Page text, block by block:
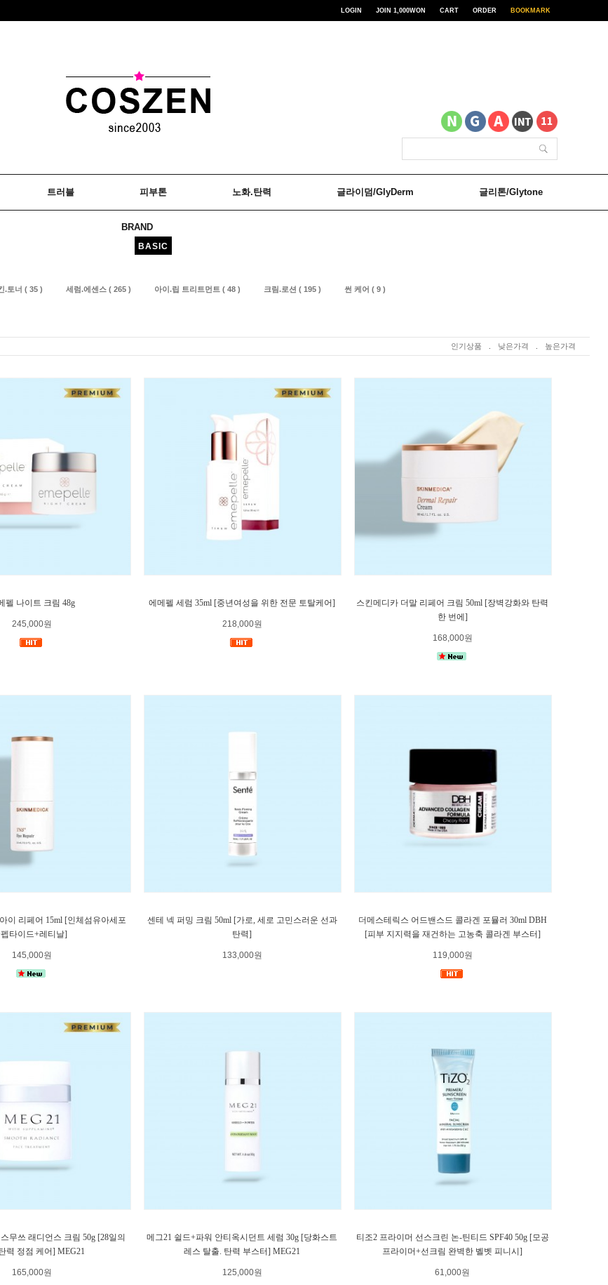
LOGIN JOIN 1,000WON CART ORDER BOOKMARK
트러블 피부톤 노화.탄력 글라이덤/GlyDerm 글리톤/Glytone
BRAND
BASIC
.토너 ( 35 ) 세럼.에센스 ( 265 ) 아이.립 트리트먼트 ( 48 ) 크림.로션 ( 195 ) 썬 케어 ( 9 )
인기상품 낮은가격 높은가격
펠 나이트 크림 48g
245,000원
에메펠 세럼 35ml [중년여성을 위한 전문 토탈케어]
218,000원
스킨메디카 더말 리페어 크림 50ml [장벽강화와 탄력
한 번에]
168,000원
이 리페어 15ml [인체섬유아세포
타이드+레티날]
145,000원
센테 넥 퍼밍 크림 50ml [가로, 세로 고민스러운 선과
탄력]
133,000원
더메스테릭스 어드밴스드 콜라겐 포뮬러 30ml DBH
[피부 지지력을 재건하는 고농축 콜라겐 부스터]
119,000원
무쓰 래디언스 크림 50g [28일의
력 정점 케어] MEG21
165,000원
메그21 쉴드+파워 안티옥시던트 세럼 30g [당화스트
레스 탈출. 탄력 부스터] MEG21
125,000원
티조2 프라이머 선스크린 논-틴티드 SPF40 50g [모공
프라이머+선크림 완벽한 벨벳 피니시]
61,000원